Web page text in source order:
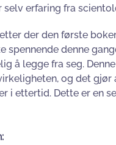
selv erfaring fra
der den første
spennende denne
å legge fra seg.
og det gjør
i ettertid. Dette er en